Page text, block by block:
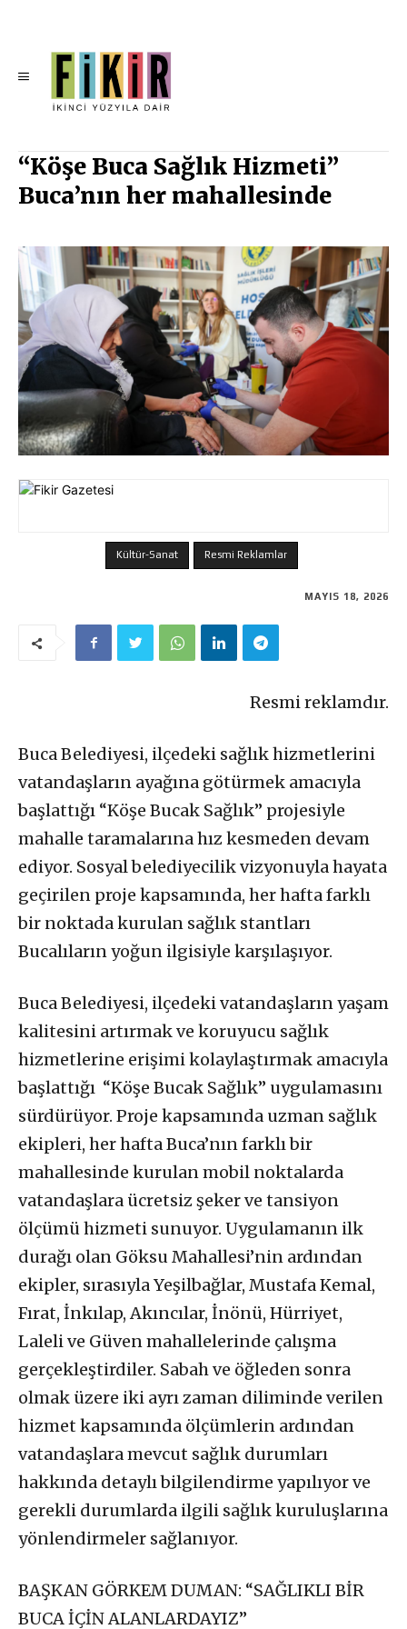
“Köşe Buca Sağlık Hizmeti”
Buca’nın her mahallesinde
Kültür-Sanat Resmi Reklamlar
MAYIS 18, 2026
Resmi reklamdır.
Buca Belediyesi, ilçedeki sağlık hizmetlerini
vatandaşların ayağına götürmek amacıyla
başlattığı “Köşe Bucak Sağlık” projesiyle
mahalle taramalarına hız kesmeden devam
ediyor. Sosyal belediyecilik vizyonuyla hayata
geçirilen proje kapsamında, her hafta farklı
bir noktada kurulan sağlık stantları
Bucalıların yoğun ilgisiyle karşılaşıyor.
Buca Belediyesi, ilçedeki vatandaşların yaşam
kalitesini artırmak ve koruyucu sağlık
hizmetlerine erişimi kolaylaştırmak amacıyla
başlattığı “Köşe Bucak Sağlık” uygulamasını
sürdürüyor. Proje kapsamında uzman sağlık
ekipleri, her hafta Buca’nın farklı bir
mahallesinde kurulan mobil noktalarda
vatandaşlara ücretsiz şeker ve tansiyon
ölçümü hizmeti sunuyor. Uygulamanın ilk
durağı olan Göksu Mahallesi’nin ardından
ekipler, sırasıyla Yeşilbağlar, Mustafa Kemal,
Fırat, İnkılap, Akıncılar, İnönü, Hürriyet,
Laleli ve Güven mahallelerinde çalışma
gerçekleştirdiler. Sabah ve öğleden sonra
olmak üzere iki ayrı zaman diliminde verilen
hizmet kapsamında ölçümlerin ardından
vatandaşlara mevcut sağlık durumları
hakkında detaylı bilgilendirme yapılıyor ve
gerekli durumlarda ilgili sağlık kuruluşlarına
yönlendirmeler sağlanıyor.
BAŞKAN GÖRKEM DUMAN: “SAĞLIKLI BİR
BUCA İÇİN ALANLARDAYIZ”